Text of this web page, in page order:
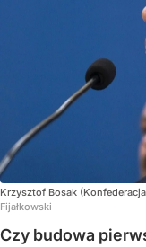
Krzysztof Bosak
Fijałkowski
Czy budowa